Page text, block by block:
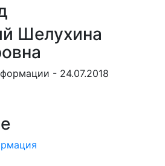
Шелухина
- 24.07.2018